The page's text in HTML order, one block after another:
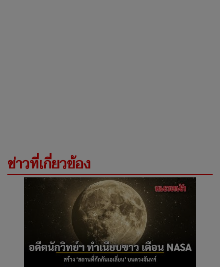
ข่าวที่เกี่ยวข้อง